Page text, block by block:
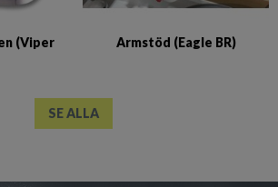
(Viper
Armstöd (Eagle BR)
SE ALLA